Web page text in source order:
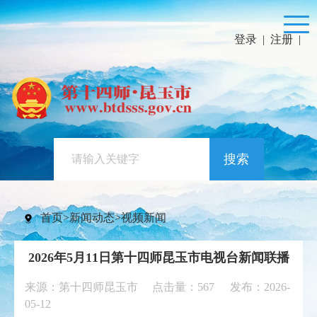
登录 | 注册 |
搜索
首页>新闻动态>视频新闻
2026年5月11日第十四师昆玉市电视台新闻联播
来源：第十四师昆玉市 点击量： 567
发布：2026-
05-12